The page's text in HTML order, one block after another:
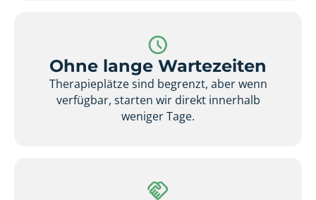
Ohne lange Wartezeiten
Therapieplätze sind begrenzt, aber wenn
verfügbar, starten wir direkt innerhalb
weniger Tage.